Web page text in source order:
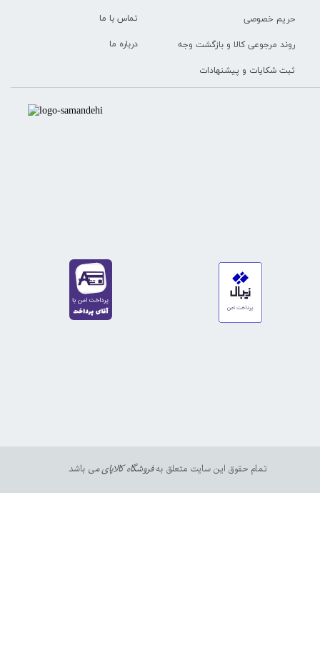
تمام حقوق این سایت متعلق بهفروشگاه کالاپای می باشد.
حریم خصوصی
روند مرجوعی کالا و بازگشت وجه
ثبت شکایات و پیشنهادات
تماس با ما
درباره ما